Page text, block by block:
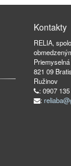
Kontakty
RELIA,
821 09
Ružinov
: 0907
: